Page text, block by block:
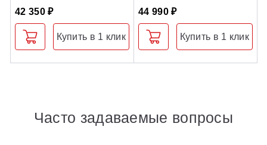
42 350 ₽
Купить в 1 клик
44 990 ₽
Купить в 1 клик
Часто задаваемые вопросы